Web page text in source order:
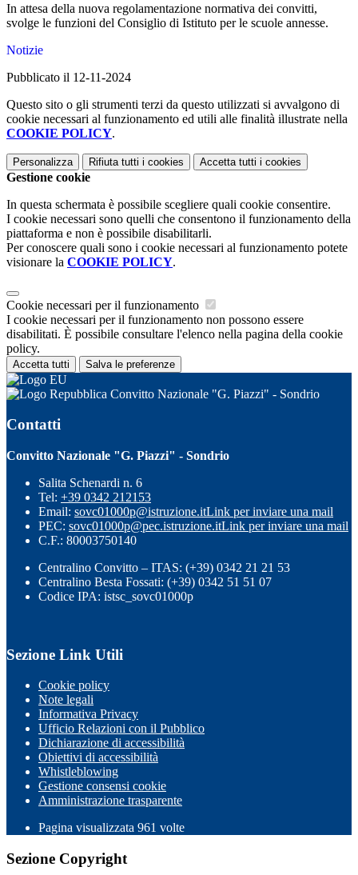
In attesa della nuova regolamentazione normativa dei convitti,
svolge le funzioni del Consiglio di Istituto per le scuole annesse.
Notizie
Pubblicato il 12-11-2024
Questo sito o gli strumenti terzi da questo utilizzati si avvalgono di
cookie necessari al funzionamento ed utili alle finalità illustrate nella
COOKIE POLICY.
Personalizza Rifiuta tutti i cookies Accetta tutti i cookies
Gestione cookie
In questa schermata è possibile scegliere quali cookie consentire.
I cookie necessari sono quelli che consentono il funzionamento della
piattaforma e non è possibile disabilitarli.
Per conoscere quali sono i cookie necessari al funzionamento potete
visionare la COOKIE POLICY.
Cookie necessari per il funzionamento
I cookie necessari per il funzionamento non possono essere
disabilitati. È possibile consultare l'elenco nella pagina della cookie
policy.
Accetta tutti Salva le preferenze
Convitto Nazionale "G. Piazzi" - Sondrio
Contatti
Convitto Nazionale "G. Piazzi" - Sondrio
Salita Schenardi n. 6
Tel: +39 0342 212153
Email: sovc01000p@istruzione.itLink per inviare una mail
PEC: sovc01000p@pec.istruzione.itLink per inviare una mail
C.F.: 80003750140
Centralino Convitto – ITAS: (+39) 0342 21 21 53
Centralino Besta Fossati: (+39) 0342 51 51 07
Codice IPA: istsc_sovc01000p
Sezione Link Utili
Cookie policy
Note legali
Informativa Privacy
Ufficio Relazioni con il Pubblico
Dichiarazione di accessibilità
Obiettivi di accessibilità
Whistleblowing
Gestione consensi cookie
Amministrazione trasparente
Pagina visualizzata 961 volte
Sezione Copyright